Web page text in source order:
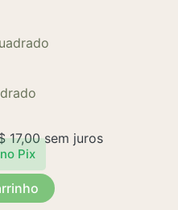
17,00sem juros
no Pix